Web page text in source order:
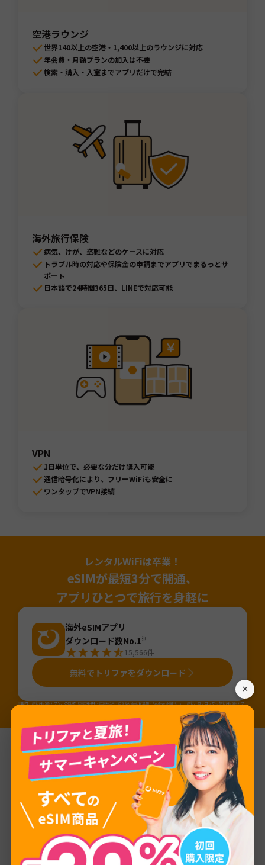
空港ラウンジ
世界140以上の空港・1,400以上のラウンジに対応
年会費・月額プランの加入は不要
検索・購入・入室までアプリだけで完結
海外旅行保険
病気、けが、盗難などのケースに対応
トラブル時の対応や保険金の申請までアプリでまるっとサ
ポート
日本語で24時間365日、LINEで対応可能
VPN
1日単位で、必要な分だけ購入可能
通信暗号化により、フリーWiFiも安全に
ワンタップでVPN接続
レンタルWiFiは卒業！
eSIMが最短3分で開通、
アプリひとつで旅行を身軽に
海外eSIMアプリ
ダウンロード数No.1※
15,566件
無料でトリファをダウンロード
※国内「旅行用eSIMアプリ」のDL数（2025年4月～2026年3月・iOS&Android合算値・AppTweak調べ）。「旅行」カテゴリから旅行用eSIMアプ
基本情報
ネットワーク Beeline
プロバイダー LTE
通信量 1GB/3GB/5GB/10GB /20GB/ 30GB /80GB/
無制限
×